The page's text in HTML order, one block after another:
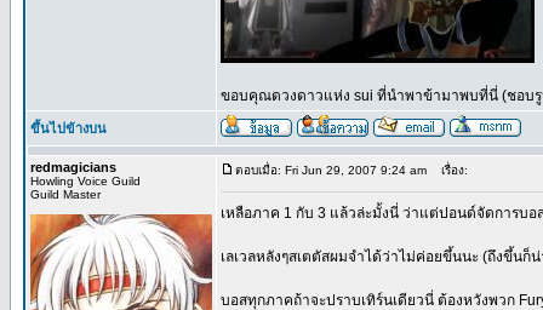
ขอบคุณดวงดาวแห่ง sui ที่นำพาข้ามาพบที่นี่ (ชอบรู
ขึ้นไปข้างบน
redmagicians
Howling Voice Guild
Guild Master
ตอบเมื่อ: Fri Jun 29, 2007 9:24 am เรื่อง:
เหลือภาค 1 กับ 3 แล้วล่ะมั้งนี่ ว่าแต่ปอนด์จัดการบอ
เลเวลหลังๆสเตตัสผมจำได้ว่าไม่ค่อยขึ้นนะ (ถึงขึ้นก็
บอสทุกภาคถ้าจะปราบเทิร์นเดียวนี่ ต้องหวังพวก